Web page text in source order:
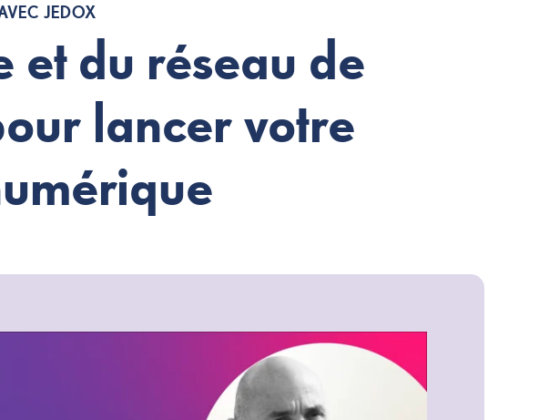
JEDOX
et du réseau de
lancer votre